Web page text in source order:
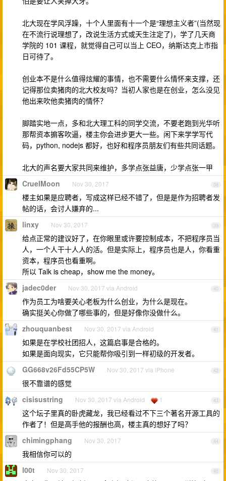
北大现在学风浮躁，十个人里面有十一个是“理想主义者”(当然现
在不流行说理想了，改说生活方式或天生注定了)，学了几天商
学院的 101 课程，就觉得自己可以当上 CEO，纳斯达克上市指
日可待了。
创业本不是什么值得炫耀的事情，也不需要什么情怀来支撑，还
记得那位卖猪肉的北大校友吗？当初人家也是在创业，怎么没见
他出来吹他卖猪肉的情怀？
脚踏实地一点，多和北大理工科的同学交流，不要老跑到光华听
那帮资本掮客吹逼，楼主你会进步更大一些。闲下来学学写代
码，python, nodejs 都好，也好和程序员朋友们有些共同话题。
北大的声名要大家共同来维护，多学点张益唐，少学点张一甲
38
CruelMoon Nov 30, 2017
楼主如果是应聘者，写成这样已经不错了，但是是作为招聘者发
帖的话，会讨人嫌弃的...
39
linxy Nov 30, 2017
给点正常的建议好了，在你眼里或许要控制成本，不把程序员当
人，一个人干十人人的活。但是实际上，程序员也是人，你看重
资本，程序员也看重啊。
所以 Talk is cheap，show me the money。
40
jadec0der Nov 30, 2017 via Android
作为员工为啥要关心老板为什么创业，为什么是现在。
确实挺关心你做了哪些事的，但是好像你没做什么。
41
zhouquanbest Nov 30, 2017 via Android
如果是在学校社团招人，这篇启事是合格的。
如果是面向现实，它只能帮你吸引到一样初级的开发者。
42
GG668v26Fd55CP5W Nov 30, 2017 via iPhone
很不靠谱的感觉
43
cisisustring Nov 30, 2017 via Android 1
这个坛子里真的卧虎藏龙，我已经看过不下三个著名开源工具的
作者了！但是高手他的报酬也高，楼主真的想好了吗？
44
chimingphang Nov 30, 2017
我相信你可以的
45
l00t Nov 30, 2017